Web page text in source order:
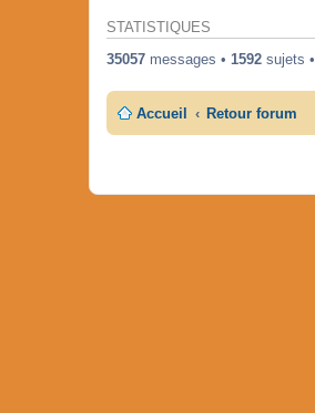
STATISTIQUES
35057 messages • 1592 sujets •
Accueil Retour forum